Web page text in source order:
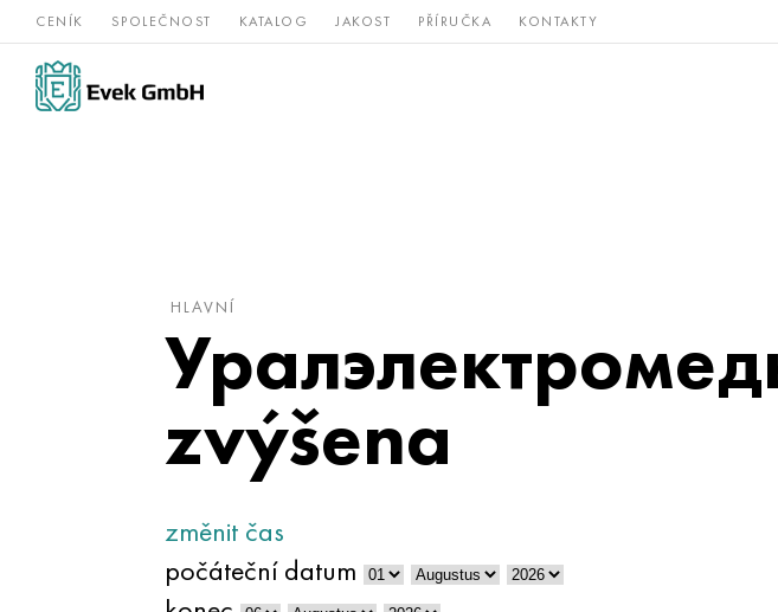
CENÍK SPOLEČNOST KATALOG JAKOST PŘÍRUČKA KONTAKTY
Slitiny
niklu
nerezová Vzácné a
HLAVNÍ
zvýšena
změnit čas
počáteční datum